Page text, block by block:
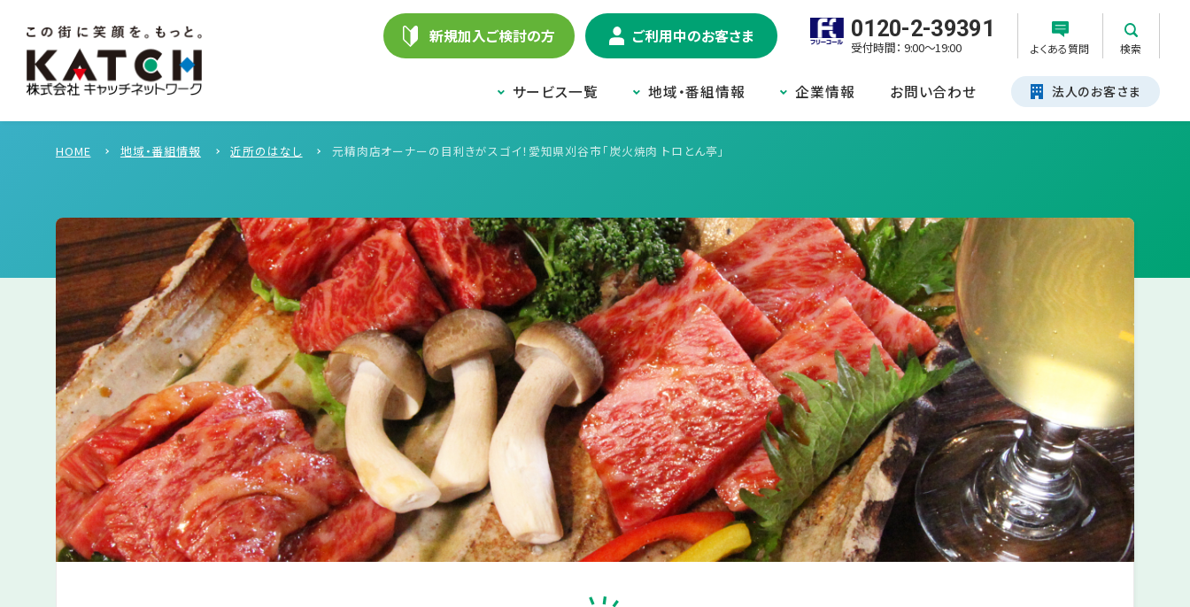
新規加入ご検討の方 ご利用中のお客さま 0120-2-39391
受付時間： 9:00～19:00 よくある質問 検索
サービス一覧 地域・番組情報 企業情報 お問い合わせ 法人のお客さま
HOME 地域・番組情報 近所のはなし 元精肉店オーナーの目利きがスゴイ！愛知県刈谷市「炭火焼肉 トロとん亭」